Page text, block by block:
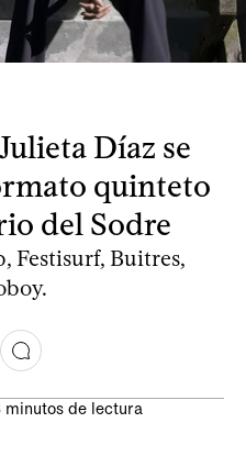
Díaz se
quinteto
del Sodre
Festisurf, Buitres,
minutos de lectura